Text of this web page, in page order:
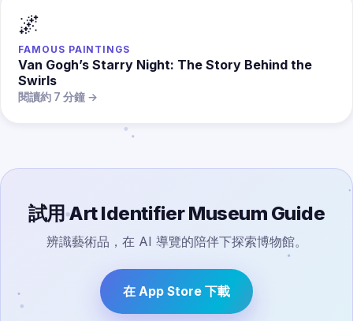
🌌
FAMOUS PAINTINGS
Van Gogh’s Starry Night: The Story Behind the
Swirls
閱讀約 7 分鐘 →
試用 Art Identifier Museum Guide
辨識藝術品，在 AI 導覽的陪伴下探索博物館。
在 App Store 下載